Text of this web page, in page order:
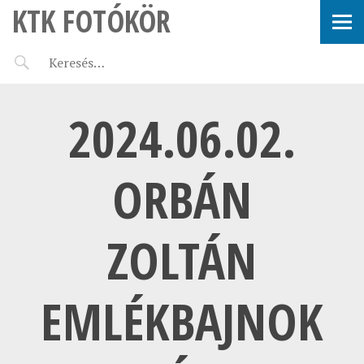
KTK FOTÓKÖR
2024.06.02.
ORBÁN
ZOLTÁN
EMLÉKBAJNOK